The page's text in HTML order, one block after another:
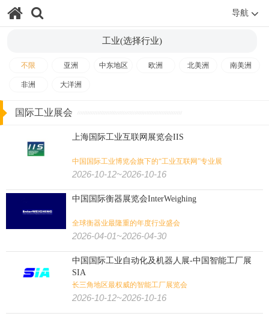
导航
工业(选择行业)
不限 亚洲 中东地区 欧洲 北美洲 南美洲
非洲 大洋洲
国际工业展会
上海国际工业互联网展览会IIS
中国国际工业博览会旗下的“工业互联网”专业展
2026-10-12~2026-10-16
中国国际衡器展览会InterWeighing
全球衡器业最隆重的年度行业盛会
2026-04-01~2026-04-30
中国国际工业自动化及机器人展-中国智能工厂展
SIA
长三角地区最权威的智能工厂展览会
2026-10-12~2026-10-16